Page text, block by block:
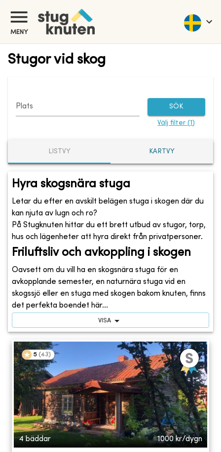
MENY
Stugor vid skog
Plats SÖK
Välj filter (1)
LISTVY KARTVY
Hyra skogsnära stuga
Letar du efter en avskilt belägen stuga i skogen där du
kan njuta av lugn och ro?
På Stugknuten hittar du ett brett utbud av stugor, torp,
hus och lägenheter att hyra direkt från privatpersoner.
Friluftsliv och avkoppling i skogen
Oavsett om du vill ha en skogsnära stuga för en
avkopplande semester, en naturnära stuga vid en
skogssjö eller en stuga med skogen bakom knuten, finns
det perfekta boendet här...
VISA
5 (43)
4 bäddar 1000 kr/dygn